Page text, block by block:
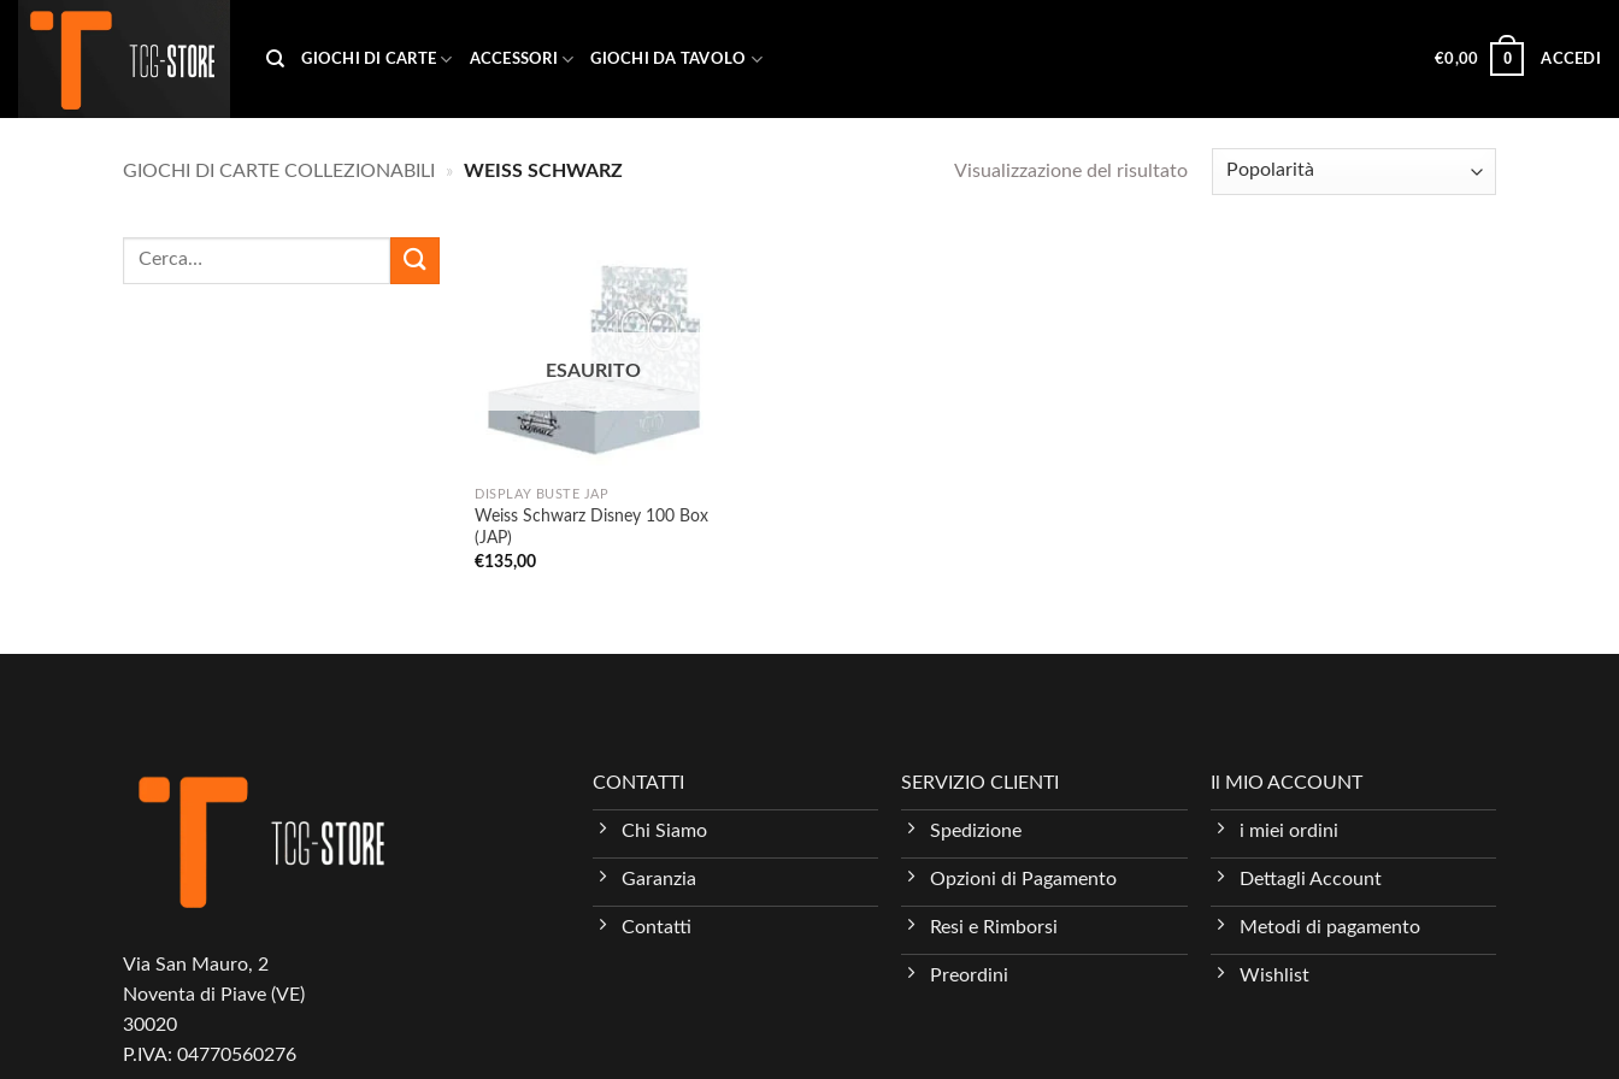
Salta
GIOCHI DI CARTE ACCESSORI GIOCHI DA TAVOLO €0,00 0 ACCEDI
GIOCHI DI CARTE COLLEZIONABILI » WEISS SCHWARZ Visualizzazione del risultato
dei
ESAURITO
DISPLAY BUSTE JAP
Weiss Schwarz Disney 100 Box
(JAP)
€135,00
Via San Mauro, 2
Noventa di Piave (VE)
30020
P.IVA: 04770560276
CONTATTI
Chi Siamo
Garanzia
Contatti
SERVIZIO CLIENTI
Spedizione
Opzioni di Pagamento
Resi e Rimborsi
Preordini
Il MIO ACCOUNT
i miei ordini
Dettagli Account
Metodi di pagamento
Wishlist